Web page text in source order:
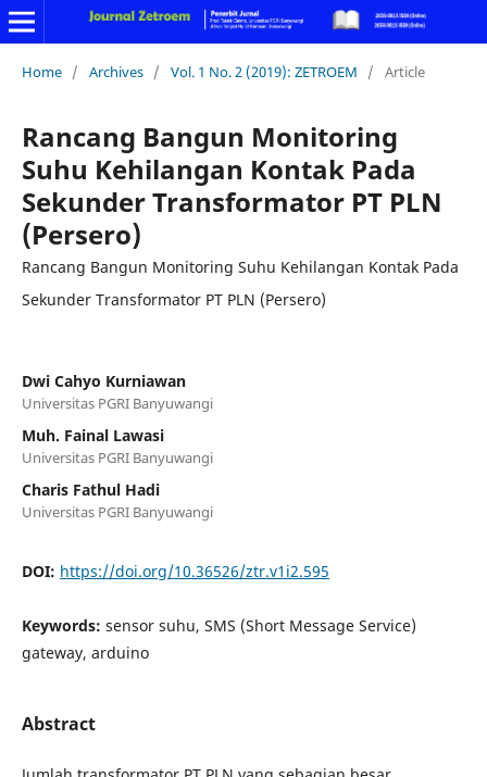
Home / Archives / Vol. 1 No. 2 (2019): ZETROEM / Article
Rancang Bangun Monitoring
Suhu Kehilangan Kontak Pada
Sekunder Transformator PT PLN
(Persero)
Rancang Bangun Monitoring Suhu Kehilangan Kontak Pada
Sekunder Transformator PT PLN (Persero)
Dwi Cahyo Kurniawan
Universitas PGRI Banyuwangi
Muh. Fainal Lawasi
Universitas PGRI Banyuwangi
Charis Fathul Hadi
Universitas PGRI Banyuwangi
DOI: https://doi.org/10.36526/ztr.v1i2.595
Keywords: sensor suhu, SMS (Short Message Service)
gateway, arduino
Abstract